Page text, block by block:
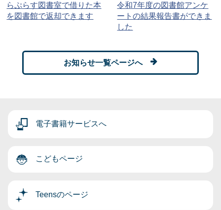
らぷらす図書室で借りた本
を図書館で返却できます
令和7年度の図書館アンケ
ートの結果報告書ができま
した
お知らせ一覧ページへ
電子書籍サービスへ
こどもページ
Teensのページ